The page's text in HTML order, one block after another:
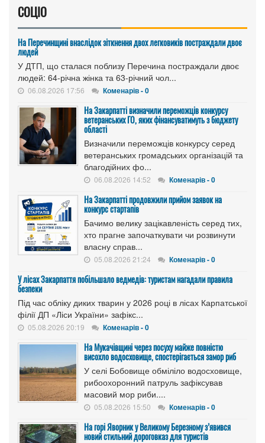
СОЦІО
На Перечинщині внаслідок зіткнення двох легковиків постраждали двоє
людей
У ДТП, що сталася поблизу Перечина постраждали двоє
людей: 64-річна жінка та 63-річний чол...
06.08.2026 17:56 Коменарів - 0
На Закарпатті визначили переможців конкурсу
ветеранських ГО, яких фінансуватимуть з бюджету
області
Визначили переможців конкурсу серед
ветеранських громадських організацій та
благодійних фо...
06.08.2026 14:52 Коменарів - 0
На Закарпатті продовжили прийом заявок на
конкурс стартапів
Бачимо велику зацікавленість серед тих,
хто прагне започаткувати чи розвинути
власну справ...
05.08.2026 21:24 Коменарів - 0
У лісах Закарпаття побільшало ведмедів: туристам нагадали правила
безпеки
Під час обліку диких тварин у 2026 році в лісах Карпатської
філії ДП «Ліси України» зафікс...
05.08.2026 20:19 Коменарів - 0
На Мукачівщині через посуху майже повністю
висохло водосховище, спостерігається замор риб
У селі Бобовище обміліло водосховище,
рибоохоронний патруль зафіксував
масовий мор риби....
05.08.2026 15:50 Коменарів - 0
На горі Яворник у Великому Березному з’явився
новий стильний дороговказ для туристів